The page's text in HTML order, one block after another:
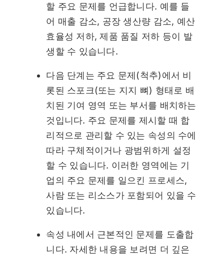
할 주요 문제를 언급합니다. 예를 들
어 매출 감소, 공장 생산량 감소, 예산
효율성 저하, 제품 품질 저하 등이 발
생할 수 있습니다.
다음 단계는 주요 문제(척추)에서 비
롯된 스포크(또는 지지 뼈) 형태로 배
치된 기여 영역 또는 부서를 배치하는
것입니다. 주요 문제를 제시할 때 합
리적으로 관리할 수 있는 속성의 수에
따라 구체적이거나 광범위하게 설정
할 수 있습니다. 이러한 영역에는 기
업의 주요 문제를 일으킨 프로세스,
사람 또는 리소스가 포함되어 있을 수
있습니다.
속성 내에서 근본적인 문제를 도출합
니다. 자세한 내용을 보려면 더 깊은